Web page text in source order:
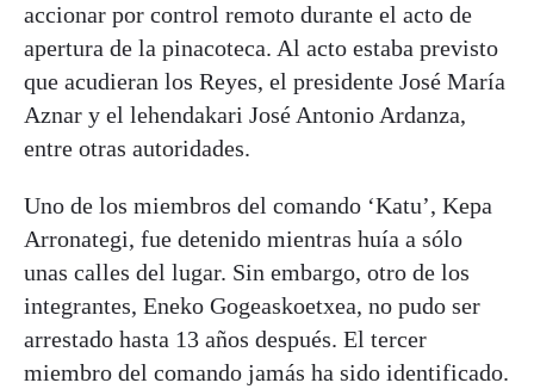
accionar por control remoto durante el acto de
apertura de la pinacoteca. Al acto estaba previsto
que acudieran los Reyes, el presidente José María
Aznar y el lehendakari José Antonio Ardanza,
entre otras autoridades.
Uno de los miembros del comando ‘Katu’, Kepa
Arronategi, fue detenido mientras huía a sólo
unas calles del lugar. Sin embargo, otro de los
integrantes, Eneko Gogeaskoetxea, no pudo ser
arrestado hasta 13 años después. El tercer
miembro del comando jamás ha sido identificado.